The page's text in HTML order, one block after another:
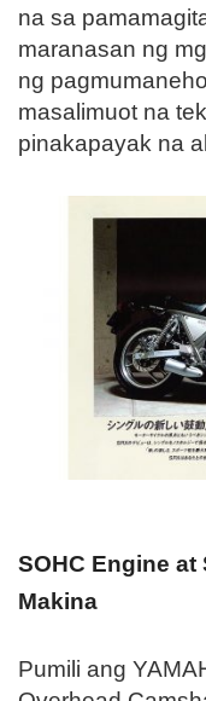
na sa
maranasan ng
ng
masalimuot na
pinakapayak na
SOHC Engine
Makina
Pumili ang